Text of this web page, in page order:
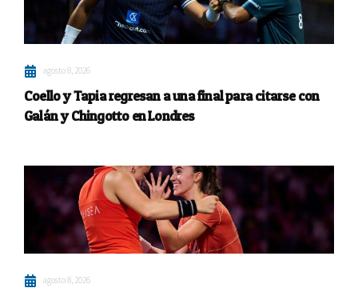
agosto 8, 2026
Coello y Tapia regresan a una final para citarse con
Galán y Chingotto en Londres
agosto 8, 2026